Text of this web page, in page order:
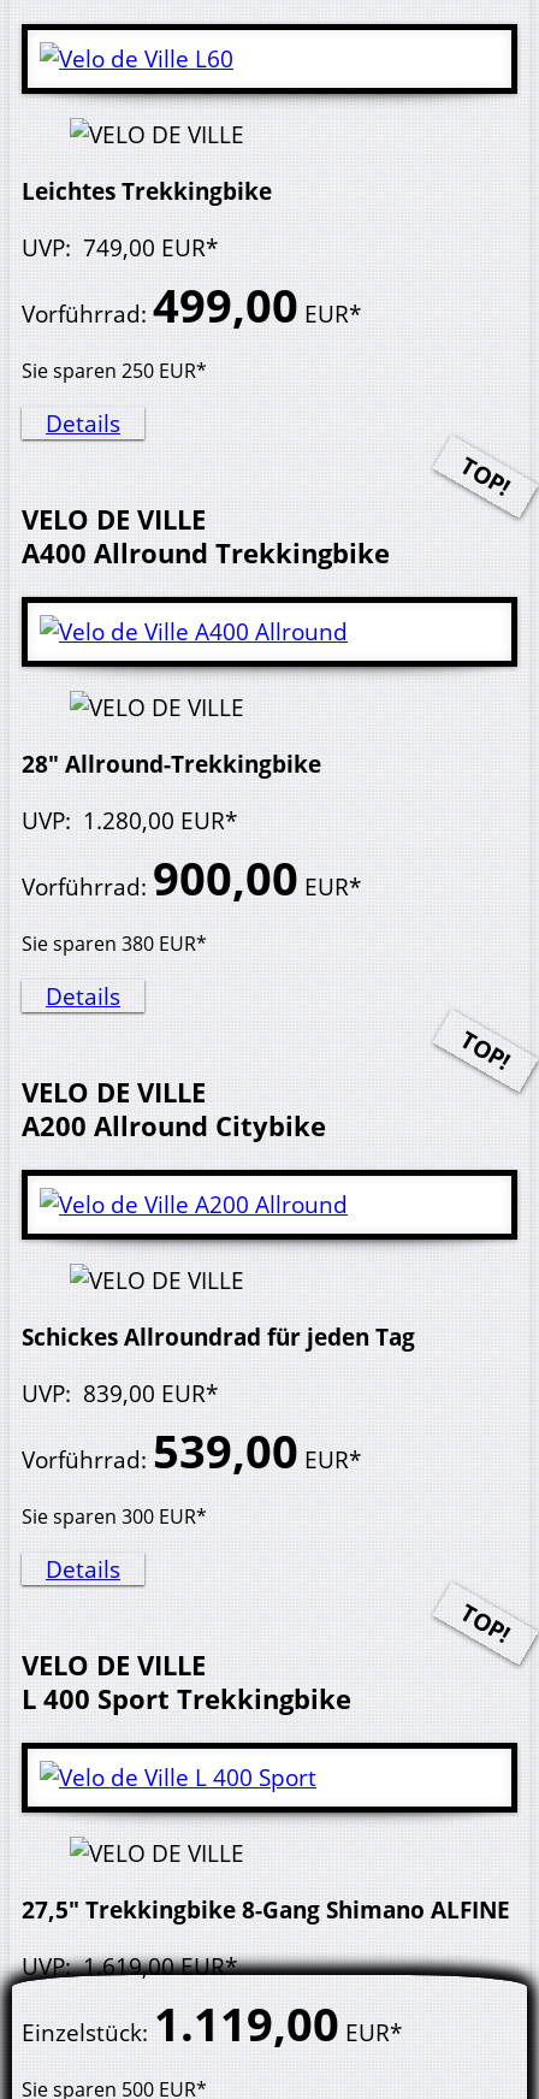
Leichtes Trekkingbike
UVP: 749,00 EUR*
Vorführrad: 499,00 EUR*
Sie sparen 250 EUR*
Details
VELO DE VILLE
A400 Allround Trekkingbike
28" Allround-Trekkingbike
UVP: 1.280,00 EUR*
Vorführrad: 900,00 EUR*
Sie sparen 380 EUR*
Details
VELO DE VILLE
A200 Allround Citybike
Schickes Allroundrad für jeden Tag
UVP: 839,00 EUR*
Vorführrad: 539,00 EUR*
Sie sparen 300 EUR*
Details
VELO DE VILLE
L 400 Sport Trekkingbike
27,5" Trekkingbike 8-Gang Shimano ALFINE
UVP: 1.619,00EUR*
Einzelstück: 1.119,00 EUR*
Sie sparen 500 EUR*